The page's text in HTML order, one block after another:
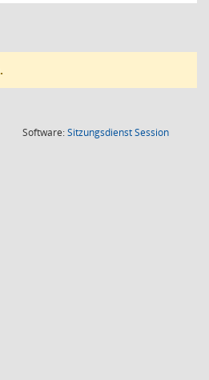
Software:SitzungsdienstSession(Wird in